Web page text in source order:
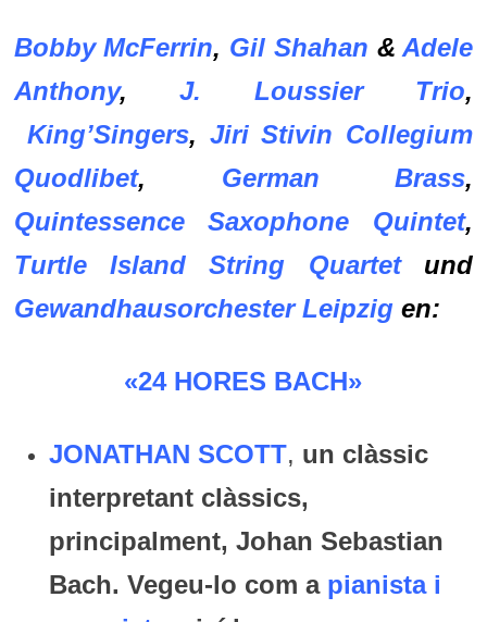
Bobby McFerrin, Gil Shahan &Adele
Anthony,J. Loussier Trio,
King’Singers, Jiri Stivin Collegium
Quodlibet, German Brass,
Quintessence Saxophone Quintet,
Turtle Island String Quartetund
Gewandhausorchester Leipzigen:
«24 HORES BACH»
JONATHAN SCOTT, un clàssic
interpretant clàssics,
principalment, Johan Sebastian
Bach. Vegeu-lo com a pianista i